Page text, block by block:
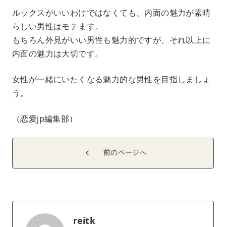
ルックスがいいわけではなくても、内面の魅力が素晴
らしい男性はモテます。
もちろん外見がいい男性も魅力的ですが、それ以上に
内面の魅力は大切です。
女性が一緒にいたくなる魅力的な男性を目指しましょ
う。
（恋愛jp編集部）
前のページへ
reitk